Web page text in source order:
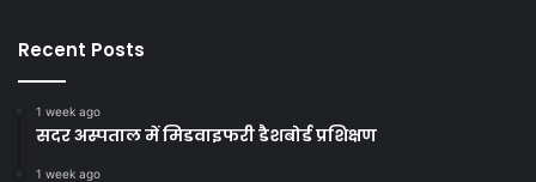
Recent Posts
1 week ago
सदर अस्पताल में मिडवाइफरी डैशबोर्ड प्रशिक्षण
1 week ago